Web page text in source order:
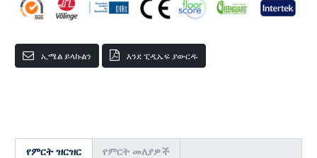
ኢሜል ይላኩልን እንደ ፒዲኤፍ ያውርዱ
የምርት ዝርዝር የምርት መለያዎች